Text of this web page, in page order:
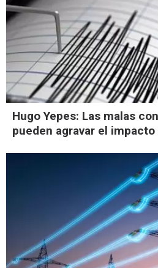
Hugo Yepes: Las malas
pueden agravar el